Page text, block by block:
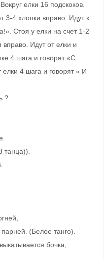
елки 16 подскоков.
3-4 хлопки вправо. Идут к
Стоя у елки на счет 1-2
вправо. Идут от елки и
4 шага и говорят «С
4 шага и говорят « И
?
танца)).
(Белое танго).
бочка,